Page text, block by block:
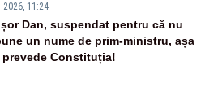
2026, 11:24
Dan, suspendat pentru că nu
un nume de prim-ministru, așa
prevede Constituția!